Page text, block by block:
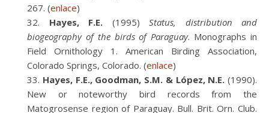
267. (enlace)
Hayes, F.E. (1995) Status, distribution and
biogeography of the birds of Paraguay. Monographs in
Field Ornithology 1. American Birding Association,
Colorado Springs, Colorado. (enlace)
Hayes, F.E., Goodman, S.M. & López, N.E. (1990).
New or noteworthy bird records from the
Matogrosense region of Paraguay. Bull. Brit. Orn. Club.